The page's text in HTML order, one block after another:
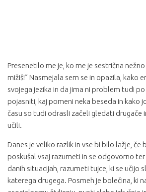
Presenetilo me je, ko me je sestrična
mižiš!˝ Nasmejala sem se in opazila, kako
svojega jezika in da jima ni problem tudi
pojasniti, kaj pomeni neka beseda in kako
času so tudi odrasli začeli gledati drugače
učili.
Danes je veliko razlik in vse bi bilo lažje, če
poskušal vsaj razumeti in se odgovorno
danih situacijah, razumeti tujce, ki se učijo
katerega drugega. Posmeh je bolečina, ki